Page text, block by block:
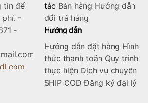
tin để
phí. -
-
tác Bán hàng Hướng dẫn
đổi trả hàng
Hướng dẫn
Hướng dẫn đặt hàng Hình
thức thanh toán Quy trình
thực hiện Dịch vụ chuyển
SHIP COD Đăng ký đại lý